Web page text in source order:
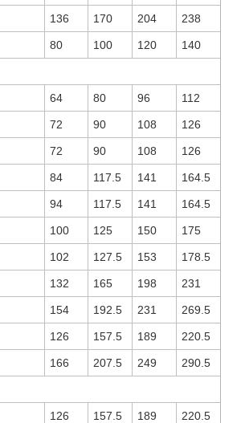
136 170 204 238
80 100 120 140
64 80 96 112
72 90 108 126
72 90 108 126
84 117.5 141 164.5
94 117.5 141 164.5
100 125 150 175
102 127.5 153 178.5
132 165 198 231
154 192.5 231 269.5
126 157.5 189 220.5
166 207.5 249 290.5
126 157.5 189 220.5